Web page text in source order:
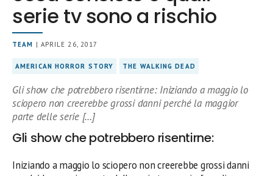
serie tv sono a rischio
TEAM | APRILE 26, 2017
AMERICAN HORROR STORY THE WALKING DEAD
Gli show che potrebbero risentirne: Iniziando a maggio lo
sciopero non creerebbe grossi danni perché la maggior
parte delle serie […]
Gli show che potrebbero risentirne:
Iniziando a maggio lo sciopero non creerebbe grossi danni